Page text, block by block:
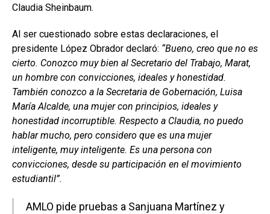
Claudia Sheinbaum.
Al ser cuestionado sobre estas declaraciones, el
presidente López Obrador declaró: “Bueno, creo que no es
cierto. Conozco muy bien al Secretario del Trabajo, Marat,
un hombre con convicciones, ideales y honestidad.
También conozco a la Secretaria de Gobernación, Luisa
María Alcalde, una mujer con principios, ideales y
honestidad incorruptible. Respecto a Claudia, no puedo
hablar mucho, pero considero que es una mujer
inteligente, muy inteligente. Es una persona con
convicciones, desde su participación en el movimiento
estudiantil”.
AMLO pide pruebas a Sanjuana Martínez y